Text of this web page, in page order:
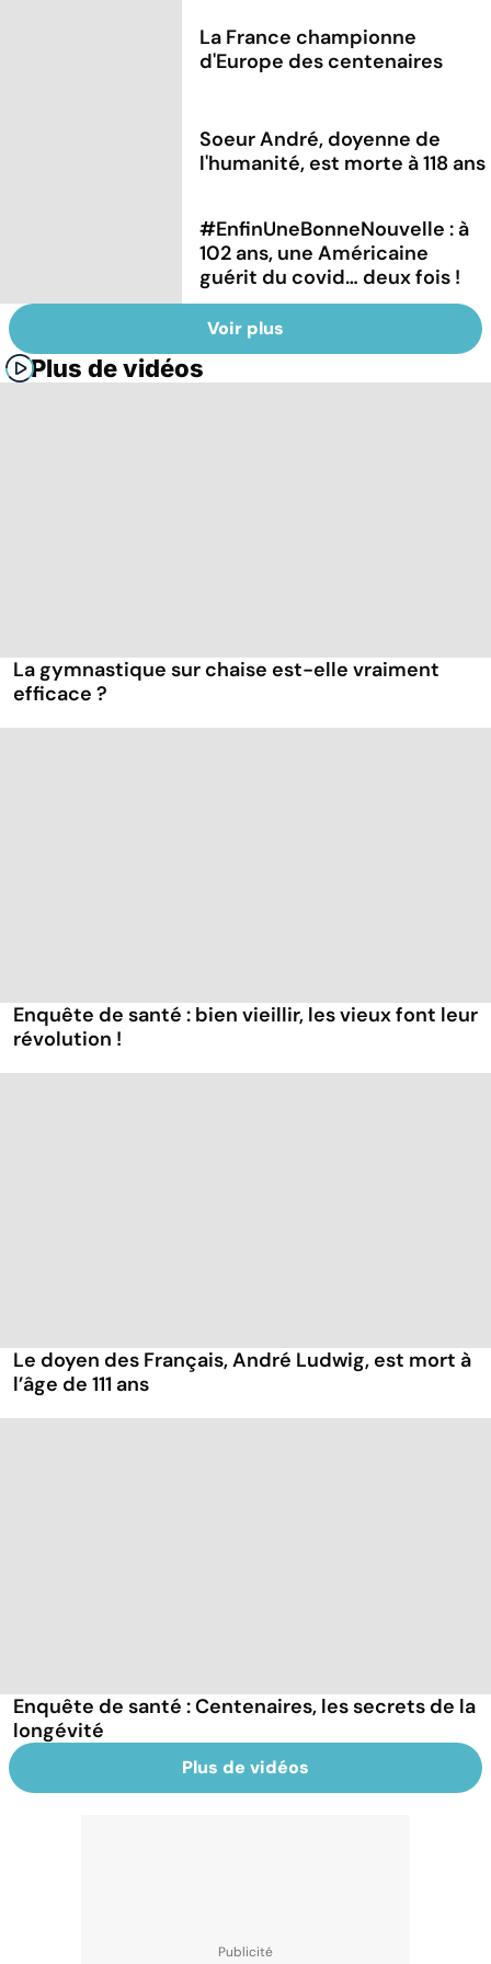
La France championne
d'Europe des centenaires
Soeur André, doyenne de
l'humanité, est morte à 118 ans
#EnfinUneBonneNouvelle : à
102 ans, une Américaine
guérit du covid… deux fois !
Voir plus
Plus de vidéos
La gymnastique sur chaise est-elle vraiment
efficace ?
Enquête de santé : bien vieillir, les vieux font leur
révolution !
Le doyen des Français, André Ludwig, est mort à
l’âge de 111 ans
Enquête de santé : Centenaires, les secrets de la
longévité
Plus de vidéos